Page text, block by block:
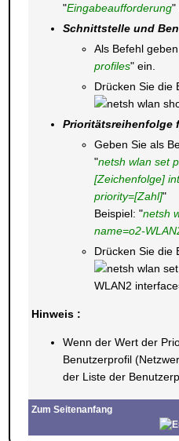
"Eingabeaufforderung"
Schnittstelle und
Als Befehl
profiles" ein.
Drücken Sie die
Prioritätsreihenfolge
Geben Sie als
"netsh wlan set
[Zeichenfolge]
priority=[Zahl]"
Beispiel: "netsh
name=o2-
Drücken Sie die
Hinweis :
Wenn der Wert der
Benutzerprofil
der Liste der
Zum Seitenanfang